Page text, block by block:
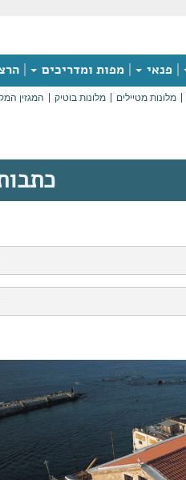
פנאי מפות ומדריכים
מלונות מטיילים מלונות בוטיק המגזין